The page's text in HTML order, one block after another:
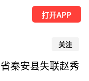
打开APP
关注
秦安县失联赵秀